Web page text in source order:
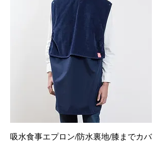
吸水食事エプロン/防水裏地/膝までカバ